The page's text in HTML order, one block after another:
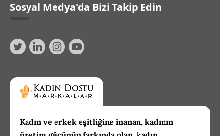
Sosyal Medya'da Bizi Takip Edin
Kadın ve erkek eşitliğine inanan, kadının